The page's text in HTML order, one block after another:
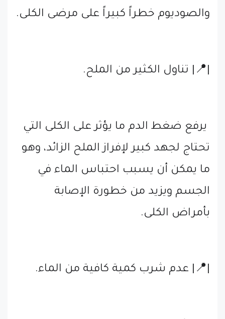
والصوديوم خطراً كبيراً على مرضى الكلى.
|📍| تناول الكثير من الملح.
يرفع ضغط الدم ما يؤثر على الكلى التي
تحتاج لجهد كبير لإفراز الملح الزائد، وهو
ما يمكن أن يسبب احتباس الماء في
الجسم ويزيد من خطورة الإصابة
بأمراض الكلى.
|📍| عدم شرب كمية كافية من الماء.